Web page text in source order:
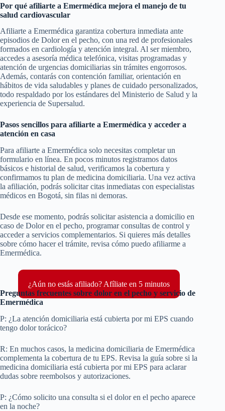
Por qué afiliarte a Emermédica mejora el manejo de tu
salud cardiovascular
Afiliarte a Emermédica garantiza cobertura inmediata ante
episodios de Dolor en el pecho, con una red de profesionales
formados en cardiología y atención integral. Al ser miembro,
accedes a asesoría médica telefónica, visitas programadas y
atención de urgencias domiciliarias sin trámites engorrosos.
Además, contarás con contención familiar, orientación en
hábitos de vida saludables y planes de cuidado personalizados,
todo respaldado por los estándares del Ministerio de Salud y la
experiencia de Supersalud.
Pasos sencillos para afiliarte a Emermédica y acceder a
atención en casa
Para afiliarte a Emermédica solo necesitas completar un
formulario en línea. En pocos minutos registramos datos
básicos e historial de salud, verificamos la cobertura y
confirmamos tu plan de medicina domiciliaria. Una vez activa
la afiliación, podrás solicitar citas inmediatas con especialistas
médicos en Bogotá, sin filas ni demoras.
Desde ese momento, podrás solicitar asistencia a domicilio en
caso de Dolor en el pecho, programar consultas de control y
acceder a servicios complementarios. Si quieres más detalles
sobre cómo hacer el trámite, revisa cómo puedo afiliarme a
Emermédica.
¿Aún no estás afiliado? Afíliate en 5 minutos
Preguntas frecuentes sobre dolor en el pecho y servicio de
Emermédica
P: ¿La atención domiciliaria está cubierta por mi EPS cuando
tengo dolor torácico?
R: En muchos casos, la medicina domiciliaria de Emermédica
complementa la cobertura de tu EPS. Revisa la guía sobre si la
medicina domiciliaria está cubierta por mi EPS para aclarar
dudas sobre reembolsos y autorizaciones.
P: ¿Cómo solicito una consulta si el dolor en el pecho aparece
en la noche?